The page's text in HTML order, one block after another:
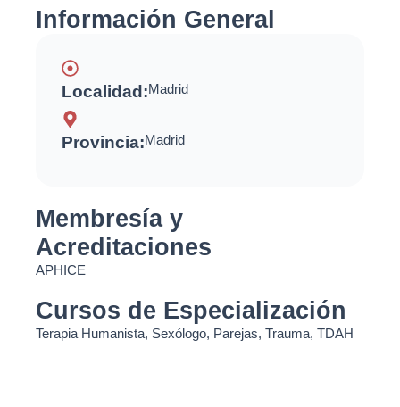
Información General
Localidad:Madrid
Provincia:Madrid
Membresía y
Acreditaciones
APHICE
Cursos de Especialización
Terapia Humanista, Sexólogo, Parejas, Trauma, TDAH